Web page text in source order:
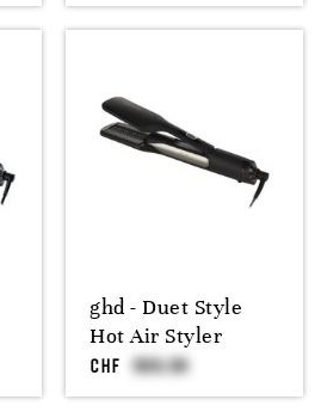
ghd - Duet Style
Hot Air Styler
CHF